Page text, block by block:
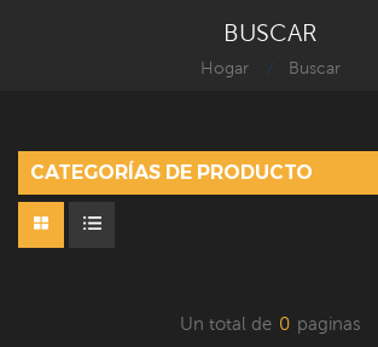
BUSCAR
Hogar / Buscar
CATEGORÍAS DE PRODUCTO
Un total de 0 paginas